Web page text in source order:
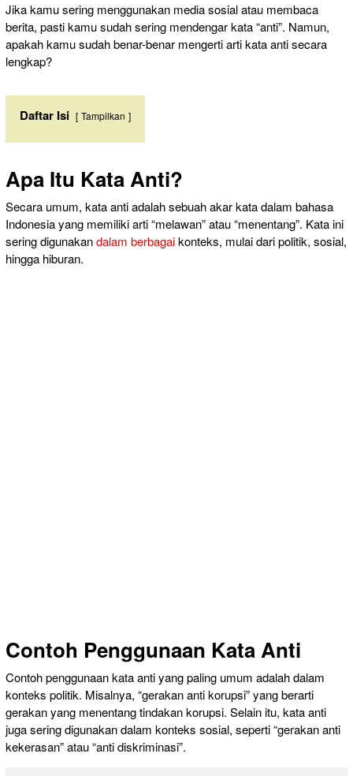
Jika kamu sering menggunakan media sosial atau membaca
berita, pasti kamu sudah sering mendengar kata “anti”. Namun,
apakah kamu sudah benar-benar mengerti arti kata anti secara
lengkap?
Daftar Isi Tampilkan
Apa Itu Kata Anti?
Secara umum, kata anti adalah sebuah akar kata dalam bahasa
Indonesia yang memiliki arti “melawan” atau “menentang”. Kata ini
sering digunakandalam berbagaikonteks, mulai dari politik, sosial,
hingga hiburan.
Contoh Penggunaan Kata Anti
Contoh penggunaan kata anti yang paling umum adalah dalam
konteks politik. Misalnya, “gerakan anti korupsi” yang berarti
gerakan yang menentang tindakan korupsi. Selain itu, kata anti
juga sering digunakan dalam konteks sosial, seperti “gerakan anti
kekerasan” atau “anti diskriminasi”.